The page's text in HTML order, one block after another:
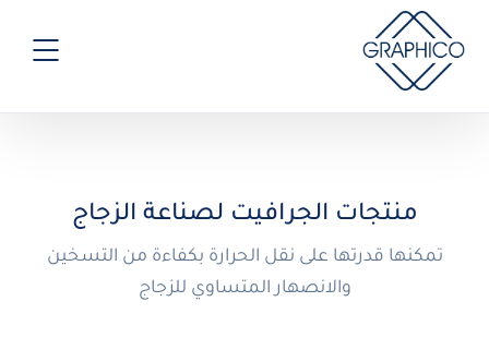
منتجات الجرافيت لصناعة الزجاج
تمكنها قدرتها على نقل الحرارة بكفاءة من التسخين
والانصهار المتساوي للزجاج